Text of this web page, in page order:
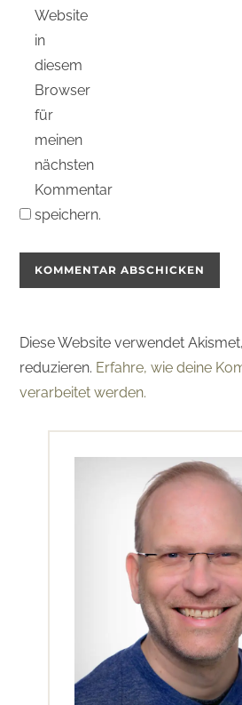
Website
in
diesem
Browser
für
meinen
nächsten
Kommentar
speichern.
Diese Website verwendet
reduzieren. Erfahre, wie deine
verarbeitet werden.